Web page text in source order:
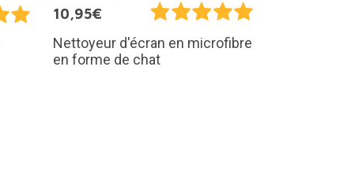
10,95€
Nettoyeur d'écran en microfibre
en forme de chat